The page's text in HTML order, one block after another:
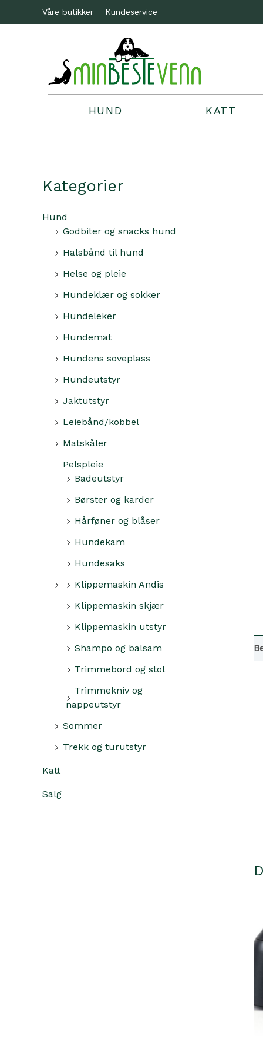
Våre butikker Kundeservice
HUND KATT
Kategorier
Hund
Godbiter og snacks hund
Halsbånd til hund
Helse og pleie
Hundeklær og sokker
Hundeleker
Hundemat
Hundens soveplass
Hundeutstyr
Jaktutstyr
Leiebånd/kobbel
Matskåler
Pelspleie
Badeutstyr
Børster og karder
Hårføner og blåser
Hundekam
Hundesaks
Klippemaskin Andis
Klippemaskin skjær
Klippemaskin utstyr
Shampo og balsam
Trimmebord og stol
Trimmekniv og
nappeutstyr
Sommer
Trekk og turutstyr
Katt
Salg